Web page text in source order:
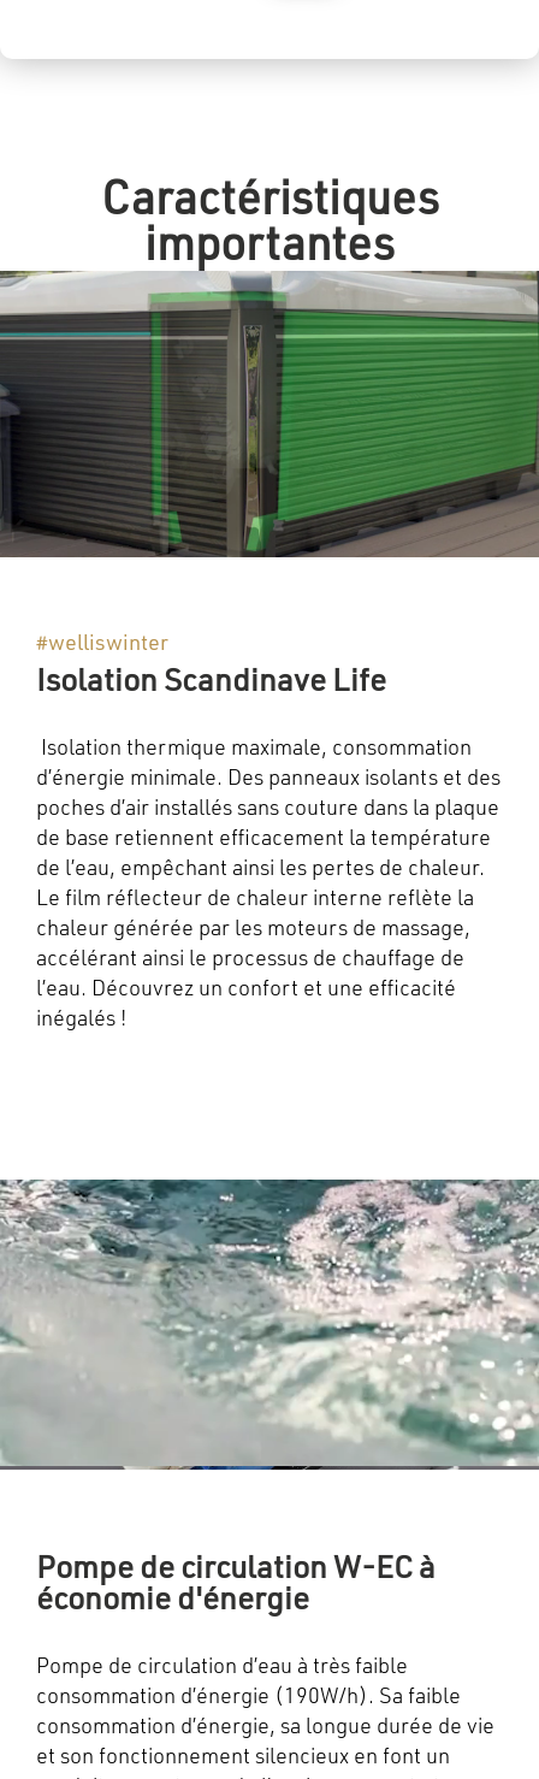
Caractéristiques
importantes
#welliswinter
Isolation Scandinave Life
Isolation thermique maximale, consommation
d’énergie minimale. Des panneaux isolants et des
poches d’air installés sans couture dans la plaque
de base retiennent efficacement la température
de l’eau, empêchant ainsi les pertes de chaleur.
Le film réflecteur de chaleur interne reflète la
chaleur générée par les moteurs de massage,
accélérant ainsi le processus de chauffage de
l’eau. Découvrez un confort et une efficacité
inégalés !
Pompe de circulation W-EC à
économie d'énergie
Pompe de circulation d’eau à très faible
consommation d’énergie (190W/h). Sa faible
consommation d’énergie, sa longue durée de vie
et son fonctionnement silencieux en font un